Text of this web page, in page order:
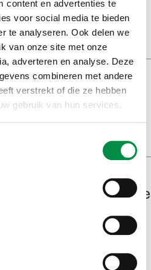
content en advertenties te
voor social media te bieden
te analyseren. Ook delen we
van onze site met onze
adverteren en analyse. Deze
combineren met andere
verstrekt of die ze hebben
gebruik van hun services.
met meer
drinkwater, energie